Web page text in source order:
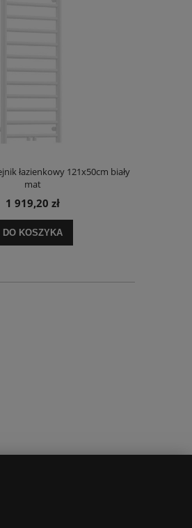
łazienkowy 121x50cm biały
mat
1 919,20 zł
DO KOSZYKA